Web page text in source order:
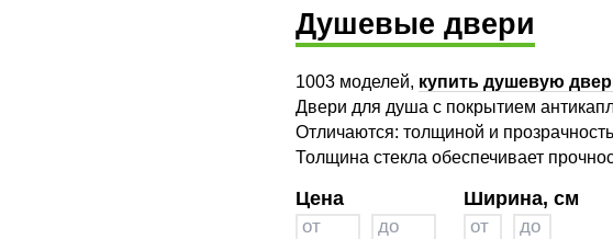
душевой уголок belbagno
душевой уголок пятиугольный 90х90 с
поддоном
душевой уголок акванет цена
душевой уголок с поддоном 100х90
душевой уголок dolphin
Душевые двери
1003 моделей, купить душевую
Двери для душа с покрытием
Отличаются: толщиной и
Толщина стекла обеспечивает
Цена Ширина, см